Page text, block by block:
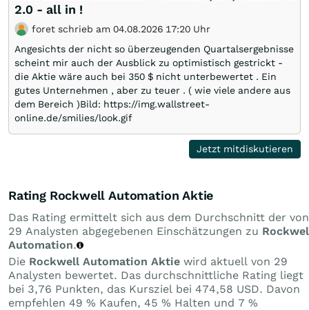
2.0 - all in !
foret schrieb am 04.08.2026 17:20 Uhr
Angesichts der nicht so überzeugenden Quartalsergebnisse
scheint mir auch der Ausblick zu optimistisch gestrickt -
die Aktie wäre auch bei 350 $ nicht unterbewertet . Ein
gutes Unternehmen , aber zu teuer . ( wie viele andere aus
dem Bereich )Bild: https://img.wallstreet-
online.de/smilies/look.gif
Jetzt mitdiskutieren
Rating Rockwell Automation Aktie
Das Rating ermittelt sich aus dem Durchschnitt der von
29 Analysten abgegebenen Einschätzungen zu
Automation.
Die Rockwell Automation Aktie wird aktuell von 29
Analysten bewertet. Das durchschnittliche Rating liegt
bei 3,76 Punkten, das Kursziel bei 474,58 USD. Davon
empfehlen 49 % Kaufen, 45 % Halten und 7 %